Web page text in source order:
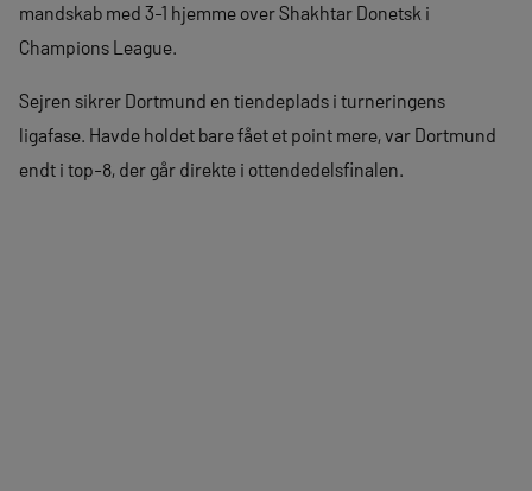
mandskab med 3-1 hjemme over Shakhtar Donetsk i
Champions League.
Sejren sikrer Dortmund en tiendeplads i turneringens
ligafase. Havde holdet bare fået et point mere, var Dortmund
endt i top-8, der går direkte i ottendedelsfinalen.